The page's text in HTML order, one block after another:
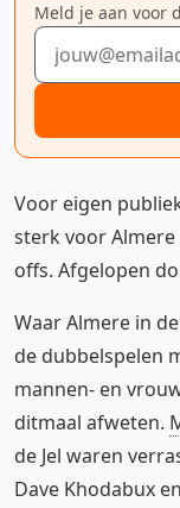
Meld je aan voor
E-mailadres
Voor eigen
sterk voor Almere
offs. Afgelopen
Waar Almere in
de dubbelspelen
mannen- en
ditmaal afweten.
de Jel waren
Dave Khodabux